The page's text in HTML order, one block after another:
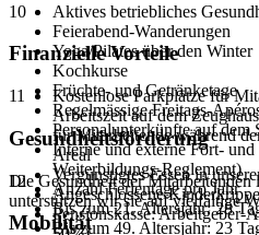
Aktives betriebliches
Feierabend-Wanderungen
Yoga/Pilates über den Winter
Kochkurse
Früchte- und Getränketage
Regelmässige Freitags-
Personalunterkünfte auf dem
Interne und externe Fort-
Weiterbildungs-Reglement)
Anzahl Ferientage pro Jahr
Bis zum 21. Altersjahr: 28
Bis zum 49. Altersjahr: 23
10
Finanzielle Vorteile
Kostenlose Parkplätze für
Arbeitszeit auf dem
für Mitarbeitende während
Areal
Vergünstigtes Essen in
Angeschlossene
Pensionskasse: Arbeitgeber-
11
Gesundheitsförderung
Die Gesundheit der Mitarbeitenden
unterstützen wir sie auf vielfältige
12
Mobilität